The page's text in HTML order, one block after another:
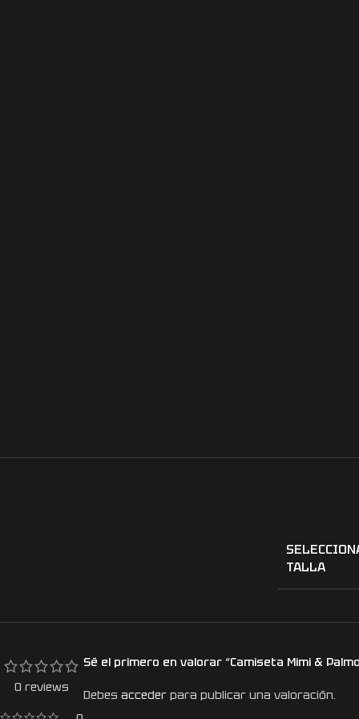
TALLA
0 reviews
Sé el primero en valorar “Camiseta Mimi &
Debes acceder para publicar una valoración.